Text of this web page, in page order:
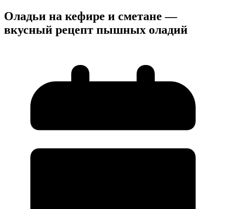
Оладьи на кефире и сметане —
вкусный рецепт пышных оладий